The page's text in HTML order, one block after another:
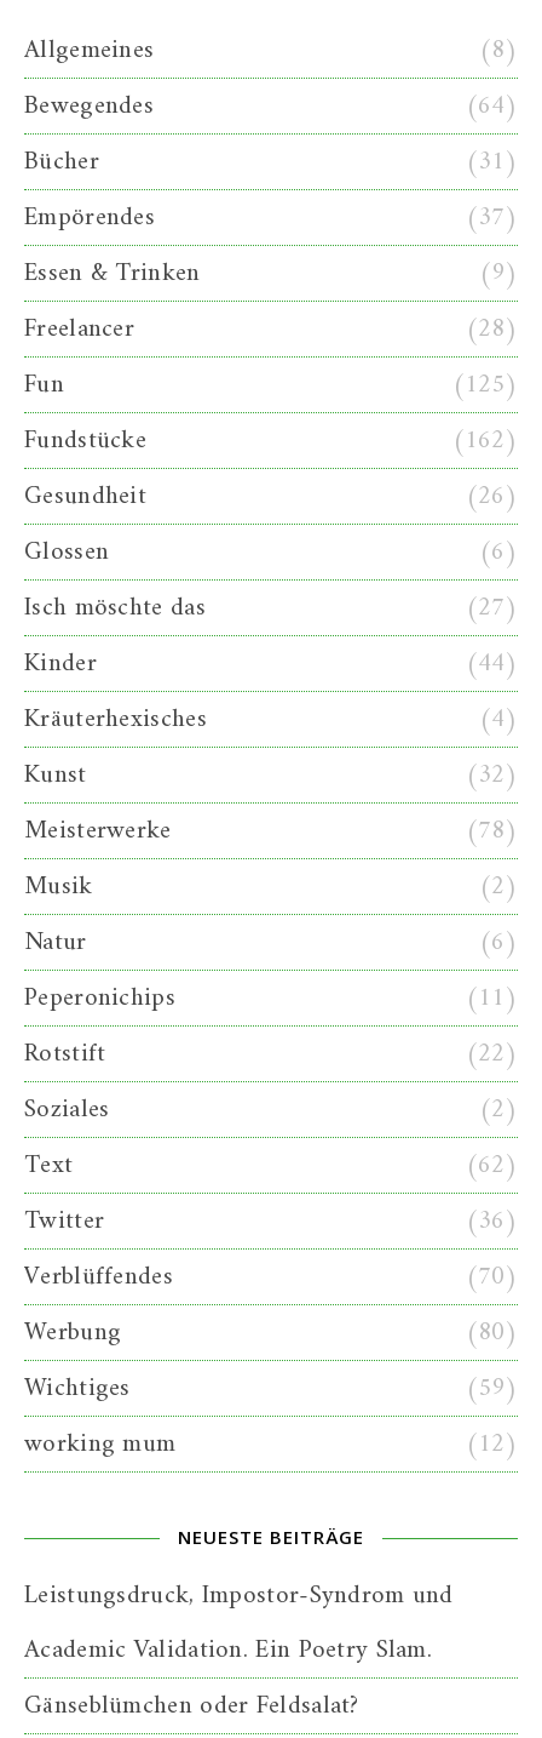
Allgemeines
(8)
Bewegendes
(64)
Bücher
(31)
Empörendes
(37)
Essen & Trinken
(9)
Freelancer
(28)
Fun
(125)
Fundstücke
(162)
Gesundheit
(26)
Glossen
(6)
Isch möschte das
(27)
Kinder
(44)
Kräuterhexisches
(4)
Kunst
(32)
Meisterwerke
(78)
Musik
(2)
Natur
(6)
Peperonichips
(11)
Rotstift
(22)
Soziales
(2)
Text
(62)
Twitter
(36)
Verblüffendes
(70)
Werbung
(80)
Wichtiges
(59)
working mum
(12)
NEUESTE BEITRÄGE
Leistungsdruck, Impostor-Syndrom und
Academic Validation. Ein Poetry Slam.
Gänseblümchen oder Feldsalat?